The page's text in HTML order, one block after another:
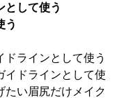
として使う
う
ラインとして使う
イドラインとして使
たい眉尻だけメイク